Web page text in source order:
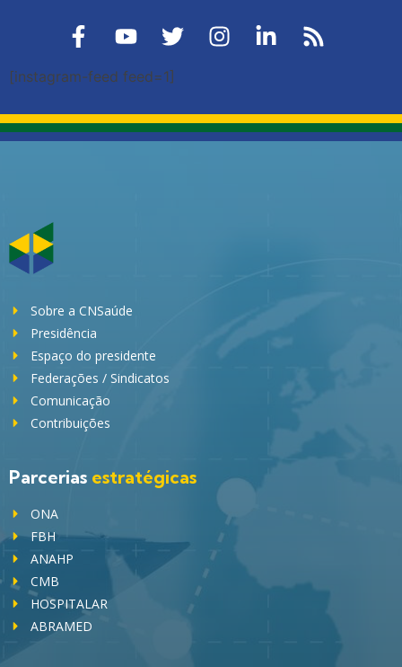
[instagram-feed feed=1]
Sobre a CNSaúde
Presidência
Espaço do presidente
Federações / Sindicatos
Comunicação
Contribuições
Parcerias estratégicas
ONA
FBH
ANAHP
CMB
HOSPITALAR
ABRAMED